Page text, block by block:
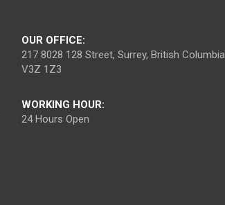
OUR OFFICE:
217 8028 128 Street, Surrey, British Columbia
V3Z 1Z3
WORKING HOUR:
24 Hours Open